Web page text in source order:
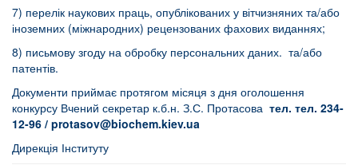
7) перелік наукових праць, опублікованих у вітчизняних та/або
іноземних (міжнародних) рецензованих фахових виданнях;
8) письмову згоду на обробку персональних даних. та/або
патентів.
Документи приймає протягом місяця з дня оголошення
конкурсу Вчений секретар к.б.н. З.С. Протасова тел. тел. 234-
12-96 / protasov@biochem.kiev.ua
Дирекція Інституту